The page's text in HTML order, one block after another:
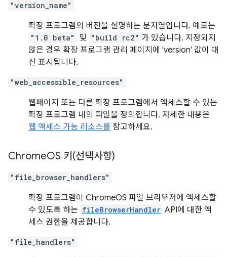
"version_name"
확장 프로그램의 버전을 설명하는 문자열입니다. 예로는
"1.0 beta" 및 "build rc2" 가 있습니다. 지정되지
않은 경우 확장 프로그램 관리 페이지에 'version' 값이 대
신 표시됩니다.
"web_accessible_resources"
웹페이지 또는 다른 확장 프로그램에서 액세스할 수 있는
확장 프로그램 내의 파일을 정의합니다. 자세한 내용은
웹 액세스 가능 리소스를 참고하세요.
ChromeOS 키(선택사항)
"file_browser_handlers"
확장 프로그램이 ChromeOS 파일 브라우저에 액세스할
수 있도록 하는 fileBrowserHandler API에 대한 액
세스 권한을 제공합니다.
"file_handlers"